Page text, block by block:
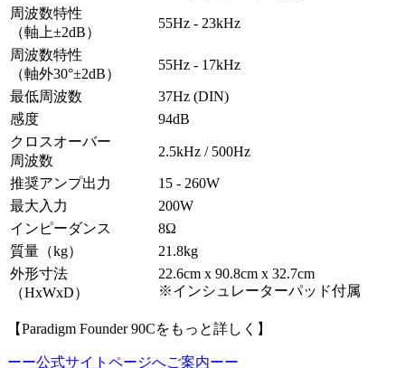
周波数特性
（軸上±2dB）
55Hz - 23kHz
周波数特性
（軸外30°±2dB）
55Hz - 17kHz
最低周波数
37Hz (DIN)
感度
94dB
クロスオーバー
周波数
2.5kHz / 500Hz
推奨アンプ出力
15 - 260W
最大入力
200W
インピーダンス
8Ω
質量（kg）
21.8kg
外形寸法
（HxWxD）
22.6cm x 90.8cm x 32.7cm
※インシュレーターパッド付属
【Paradigm Founder 90Cをもっと詳しく】
ーー公式サイトページへご案内ーー